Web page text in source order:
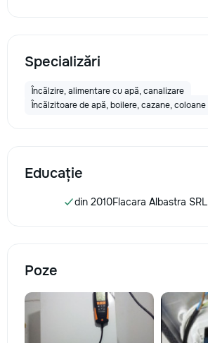
Specializări
Încălzire, alimentare cu apă, canalizare
Încălzitoare de apă, boilere, cazane, coloane
Educație
din 2010Flacara Albastra SRL
Poze